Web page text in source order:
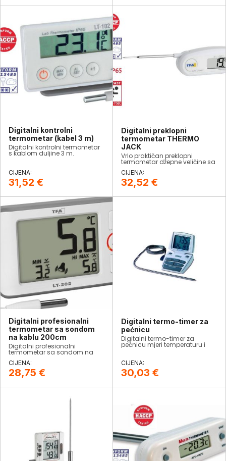
Digitalni kontrolni
termometar (kabel 3 m)
​Digitalni kontrolni termometar
s kablom duljine 3 m.
31,52 €
Digitalni preklopni
termometar THERMO
JACK
Vrlo praktičan preklopni
termometar džepne veličine sa
sondom duljine 60mm. Za
brzo i lako mjerenje
temperature u tekućim i
polukrutim materijalima.
32,52 €
Digitalni profesionalni
termometar sa sondom
na kablu 200cm
Digitalni profesionalni
termometar sa sondom na
zamrzivače, akvarije ili slične
prostore.
28,75 €
Digitalni termo-timer za
pećnicu
​Digitalni termo-timer za
pećnicu mjeri temperaturu i
ima podesivi alarm.
30,03 €